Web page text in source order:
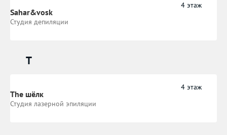
Sahar&vosk
Студия депиляции
4 этаж
T
The шёлк
Студия лазерной эпиляции
4 этаж